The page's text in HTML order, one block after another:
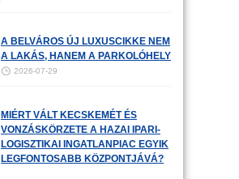
A BELVÁROS ÚJ LUXUSCIKKE NEM
A LAKÁS, HANEM A PARKOLÓHELY
2026-07-29
MIÉRT VÁLT KECSKEMÉT ÉS
VONZÁSKÖRZETE A HAZAI IPARI-
LOGISZTIKAI INGATLANPIAC EGYIK
LEGFONTOSABB KÖZPONTJÁVÁ?